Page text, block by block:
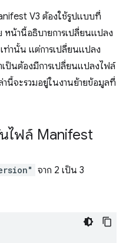
V3 ต้องใช้รูปแบบที่
หน้านี้อธิบายการเปลี่ยนแปลง
เท่านั้น แต่การเปลี่ยนแปลง
เป็นต้องมีการเปลี่ยนแปลงไฟล์
นี้จะรวมอยู่ในงานย้ายข้อมูลที่
ไฟล์ Manifest
จาก 2 เป็น 3